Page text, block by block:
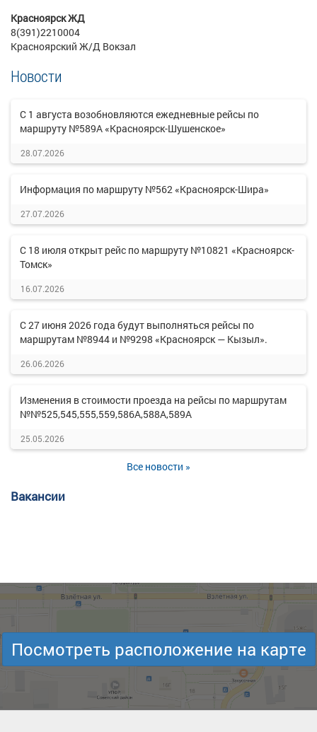
Красноярск ЖД
8(391)2210004
Красноярский Ж/Д Вокзал
Новости
С 1 августа возобновляются ежедневные рейсы по
маршруту №589А «Красноярск-Шушенское»
28.07.2026
Информация по маршруту №562 «Красноярск-Шира»
27.07.2026
С 18 июля открыт рейс по маршруту №10821 «Красноярск-
Томск»
16.07.2026
С 27 июня 2026 года будут выполняться рейсы по
маршрутам №8944 и №9298 «Красноярск — Кызыл».
26.06.2026
Изменения в стоимости проезда на рейсы по маршрутам
№№525,545,555,559,586А,588А,589А
25.05.2026
Все новости »
Вакансии
Посмотреть расположение на карте